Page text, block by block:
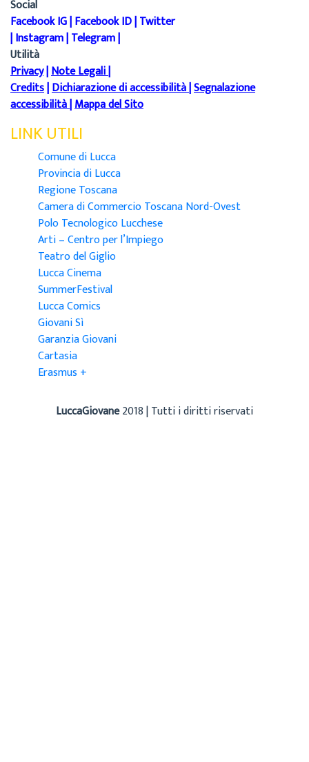
Social
Facebook IG|Facebook ID|Twitter
|Instagram|Telegram|
Utilità
Privacy|Note Legali|
Credits|Dichiarazione di accessibilità|Segnalazione
accessibilità|Mappa del Sito
LINK UTILI
Comune di Lucca
Provincia di Lucca
Regione Toscana
Camera di Commercio Toscana Nord-Ovest
Polo Tecnologico Lucchese
Arti – Centro per l’Impiego
Teatro del Giglio
Lucca Cinema
SummerFestival
Lucca Comics
Giovani Sì
Garanzia Giovani
Cartasia
Erasmus +
LuccaGiovane2018 | Tutti i diritti riservati